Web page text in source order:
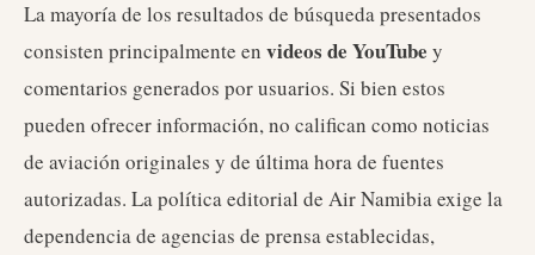
La mayoría de los resultados de búsqueda presentados
consisten principalmente en videos de YouTube y
comentarios generados por usuarios. Si bien estos
pueden ofrecer información, no califican como noticias
de aviación originales y de última hora de fuentes
autorizadas. La política editorial de Air Namibia exige la
dependencia de agencias de prensa establecidas,